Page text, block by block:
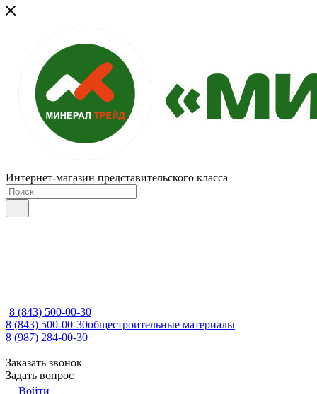
Интернет-магазин представительского класса
8 (843) 500-00-30
8 (843) 500-00-30общестроительные материалы
8 (987) 284-00-30
Заказать звонок
Задать вопрос
Войти